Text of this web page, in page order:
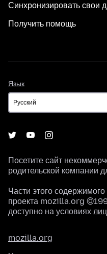
Синхронизировать свои
Получить помощь
Язык
Посетите сайт
родительской компании
Части этого
проекта mozilla.org
доступно на условиях
mozilla.org